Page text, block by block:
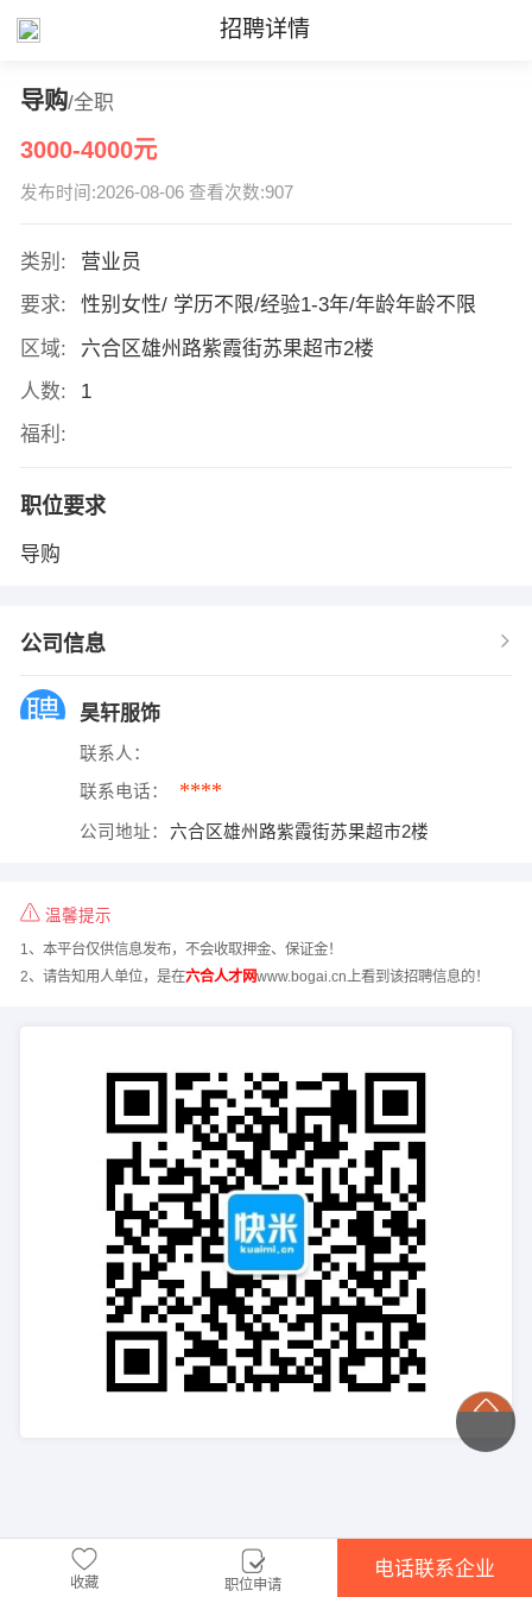
招聘详情
导购/全职
3000-4000元
发布时间:2026-08-06 查看次数:907
类别:
营业员
要求:
性别女性/ 学历不限/经验1-3年/年龄年龄不限
区域:
六合区雄州路紫霞街苏果超市2楼
人数:
1
福利:
职位要求
导购
公司信息
昊轩服饰
联系人：
联系电话： ****
公司地址： 六合区雄州路紫霞街苏果超市2楼
温馨提示
1、本平台仅供信息发布，不会收取押金、保证金！
2、请告知用人单位，是在六合人才网www.bogai.cn上看到该招聘信息的！
收藏 职位申请
电话联系企业